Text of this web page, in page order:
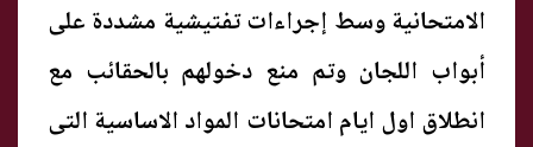
الامتحانية وسط إجراءات تفتيشية مشددة على
أبواب اللجان وتم منع دخولهم بالحقائب مع
انطلاق اول ايام امتحانات المواد الاساسية التى